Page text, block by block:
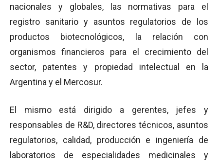
nacionales y globales, las normativas para el
registro sanitario y asuntos regulatorios de los
productos biotecnológicos, la relación con
organismos financieros para el crecimiento del
sector, patentes y propiedad intelectual en la
Argentina y el Mercosur.
El mismo está dirigido a gerentes, jefes y
responsables de R&D, directores técnicos, asuntos
regulatorios, calidad, producción e ingeniería de
laboratorios de especialidades medicinales y